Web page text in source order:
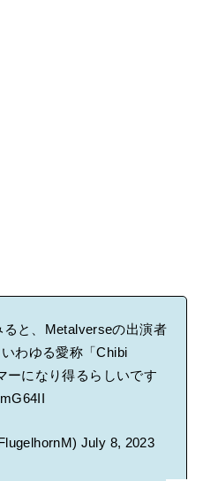
と、Metalverseの出演者
わゆる愛称「Chibi
ーになり得るらしいです
July 8, 2023